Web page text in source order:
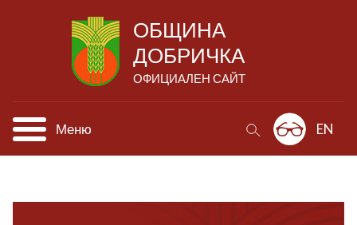
ОБЩИНА
ДОБРИЧКА
ОФИЦИАЛЕН САЙТ
Меню EN